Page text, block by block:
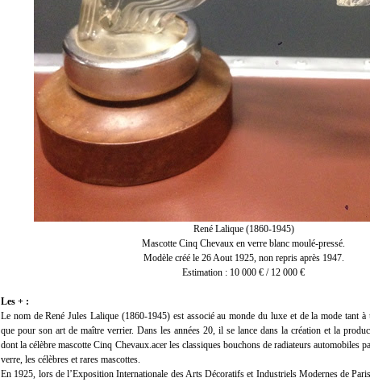
René Lalique (1860-1945)
Mascotte Cinq Chevaux en verre blanc moulé-pressé.
Modèle créé le 26 Aout 1925, non repris après 1947.
Estimation : 10 000 € / 12 000 €
Les + :
Le nom de René Jules Lalique (1860-1945) est associé au monde du luxe et de la mode tant
que pour son art de maître verrier. Dans les années 20, il se lance dans la création et la
dont la célèbre mascotte Cinq Chevaux.acer les classiques bouchons de radiateurs automobiles
verre, les célèbres et rares mascottes.
En 1925, lors de l’Exposition Internationale des Arts Décoratifs et Industriels Modernes de